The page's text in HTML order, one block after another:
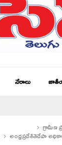
నేరాలు
అంధ్రప్రదేశ్
గ్రామీణ
తెదేపా